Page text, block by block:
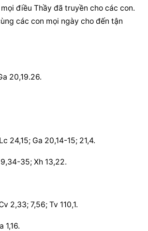
điều Thầy đã truyền cho các con.
các con mọi ngày cho đến tận
20,19.26.
24,15; Ga 20,14-15; 21,4.
35; Xh 13,22.
2,33; 7,56; Tv 110,1.
1,16.